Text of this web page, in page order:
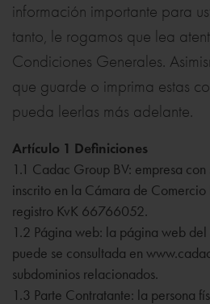
información importante para
tanto, le rogamos que lea
Condiciones Generales.
que guarde o imprima estas
pueda leerlas más adelante.
Artículo 1 Definiciones
1.1 Cadac Group BV: empresa
inscrito en la Cámara de
registro KvK 66766052.
1.2 Página web: la página web
puede se consultada en
subdominios relacionados.
1.3 Parte Contratante: la persona